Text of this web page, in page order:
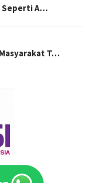
Seperti A…
T…